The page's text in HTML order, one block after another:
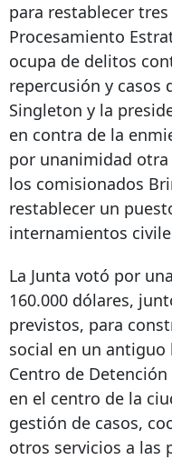
para restablecer
Procesamiento
ocupa de delitos
repercusión y casos
Singleton y la
en contra de la
por unanimidad
los comisionados
restablecer un
internamientos
La Junta votó por
160.000 dólares,
previstos, para
social en un
Centro de
en el centro de la
gestión de casos,
otros servicios a las